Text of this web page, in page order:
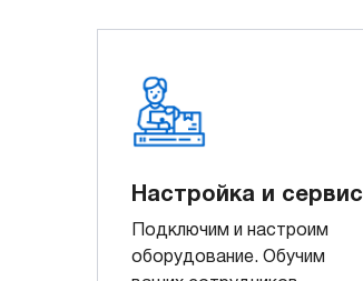
Настройка и сервис
Подключим и настроим
оборудование. Обучим